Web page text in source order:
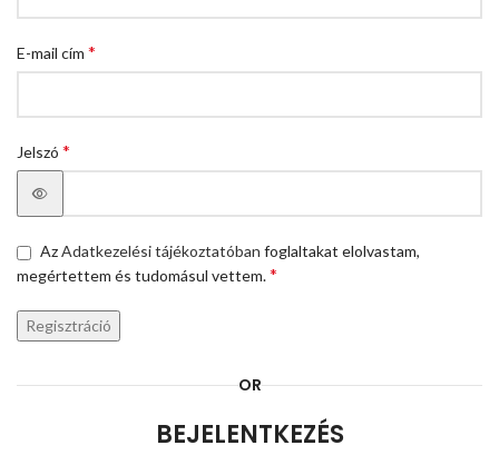
E-mail cím *
Jelszó *
AzAdatkezelési tájékoztatóban foglaltakat elolvastam,
megértettem és tudomásul vettem.*
Regisztráció
OR
BEJELENTKEZÉS